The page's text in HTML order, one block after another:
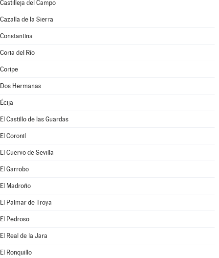
Castilleja del Campo
Cazalla de la Sierra
Constantina
Coria del Río
Coripe
Dos Hermanas
Écija
El Castillo de las Guardas
El Coronil
El Cuervo de Sevilla
El Garrobo
El Madroño
El Palmar de Troya
El Pedroso
El Real de la Jara
El Ronquillo